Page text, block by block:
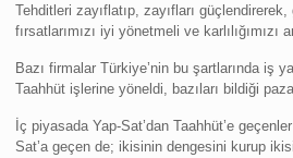
Tehditleri zayıflatıp, zayıfları güçlendirerek,
fırsatlarımızı iyi yönetmeli ve karlılığımızı
Bazı firmalar Türkiye’nin bu şartlarında iş
Taahhüt işlerine yöneldi, bazıları bildiği
İç piyasada Yap-Sat’dan Taahhüt’e
Sat’a geçen de; ikisinin dengesini kurup